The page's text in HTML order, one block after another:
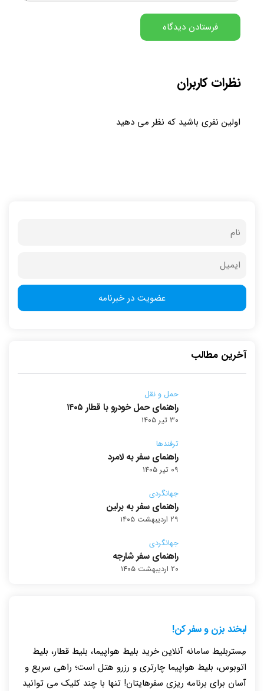
نظرات کاربران
اولین نفری باشید که نظر می دهید
آخرین مطالب
حمل و نقل
راهنمای حمل خودرو با قطار ۱۴۰۵
۳۰ تیر ۱۴۰۵
ترفندها
راهنمای سفر به لامرد
۰۹ تیر ۱۴۰۵
جهانگردی
راهنمای سفر به برلین
۲۹ اردیبهشت ۱۴۰۵
جهانگردی
راهنمای سفر شارجه
۲۰ اردیبهشت ۱۴۰۵
لبخند بزن و سفر کن!
مِستربلیط سامانه آنلاین خرید بلیط هواپیما، بلیط قطار، بلیط
اتوبوس، بلیط هواپیما چارتری و رزرو هتل است؛ راهی سریع و
آسان برای برنامه ریزی سفرهایتان! تنها با چند کلیک می توانید